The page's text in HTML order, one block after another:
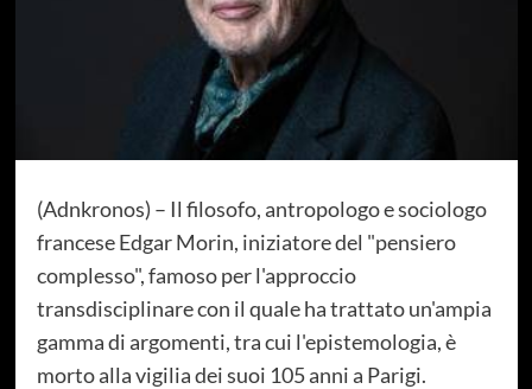
(Adnkronos) – Il filosofo, antropologo e sociologo
francese Edgar Morin, iniziatore del "pensiero
complesso", famoso per l'approccio
transdisciplinare con il quale ha trattato un'ampia
gamma di argomenti, tra cui l'epistemologia, è
morto alla vigilia dei suoi 105 anni a Parigi.